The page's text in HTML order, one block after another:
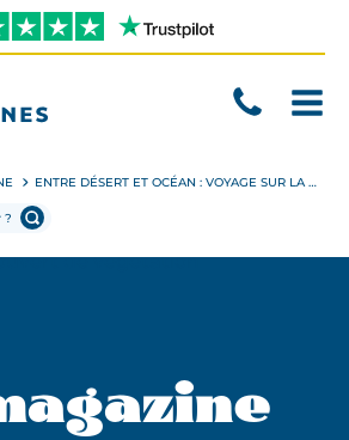
ENTRE DÉSERT ET OCÉAN : VOYAGE SUR LA CÔTE NAMIBIENNE DE SWAKOPMUND À SANDWICH HARBOUR